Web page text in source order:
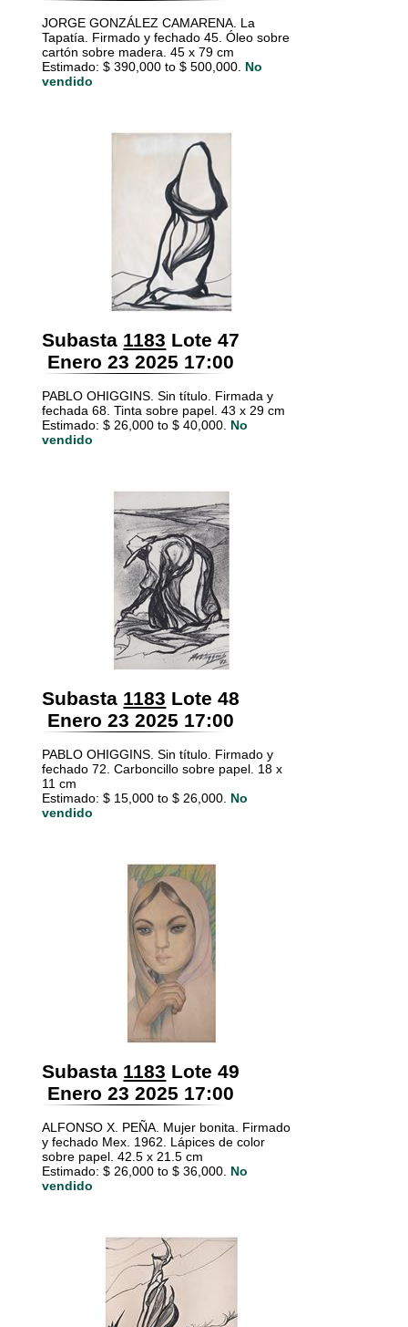
JORGE GONZÁLEZ CAMARENA. La
Tapatía. Firmado y fechado 45. Óleo sobre
cartón sobre madera. 45 x 79 cm
Estimado: $ 390,000 to $ 500,000. No
vendido
Subasta 1183 Lote 47
Enero 23 2025 17:00
PABLO OHIGGINS. Sin título. Firmada y
fechada 68. Tinta sobre papel. 43 x 29 cm
Estimado: $ 26,000 to $ 40,000. No
vendido
Subasta 1183 Lote 48
Enero 23 2025 17:00
PABLO OHIGGINS. Sin título. Firmado y
fechado 72. Carboncillo sobre papel. 18 x
11 cm
Estimado: $ 15,000 to $ 26,000. No
vendido
Subasta 1183 Lote 49
Enero 23 2025 17:00
ALFONSO X. PEÑA. Mujer bonita. Firmado
y fechado Mex. 1962. Lápices de color
sobre papel. 42.5 x 21.5 cm
Estimado: $ 26,000 to $ 36,000. No
vendido